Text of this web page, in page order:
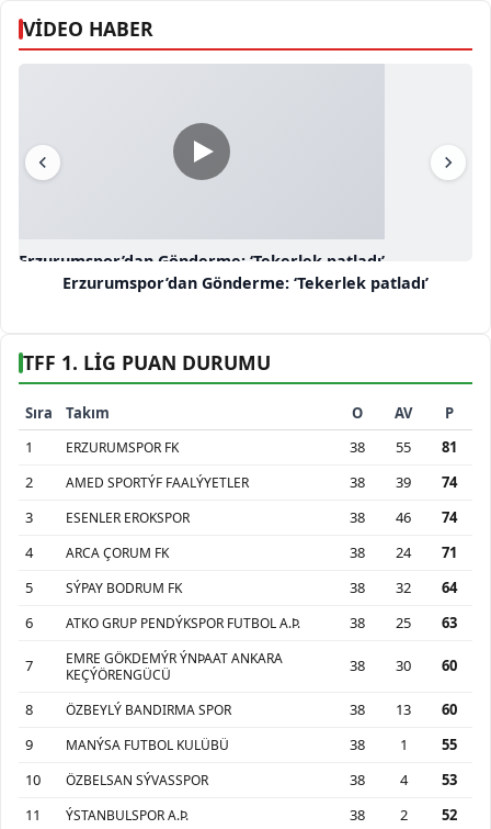
VİDEO HABER
Erzurumspor’dan Gönderme: ‘Tekerlek patladı’
Erzurumspor’dan Gönderme: ‘Tekerlek patladı’
TFF 1. LİG PUAN DURUMU
Sıra Takım O AV
P
1
ERZURUMSPOR FK 38 55
81
2
AMED SPORTÝF FAALÝYETLER 38 39
74
3
ESENLER EROKSPOR 38 46
74
4
ARCA ÇORUM FK 38 24
71
5
SÝPAY BODRUM FK 38 32
64
6
ATKO GRUP PENDÝKSPOR FUTBOL A.Þ. 38 25 63
7
EMRE GÖKDEMÝR ÝNÞAAT ANKARA
KEÇÝÖRENGÜCÜ
38 30 60
8 ÖZBEYLÝ BANDIRMA SPOR 38 13
60
9
MANÝSA FUTBOL KULÜBÜ 38 1
55
10
ÖZBELSAN SÝVASSPOR 38 4
53
11
ÝSTANBULSPOR A.Þ. 38 2
52